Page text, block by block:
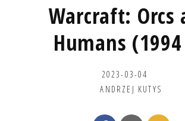
Warcraft: Orcs
Humans
2023-03-04
ANDRZEJ KUTYS